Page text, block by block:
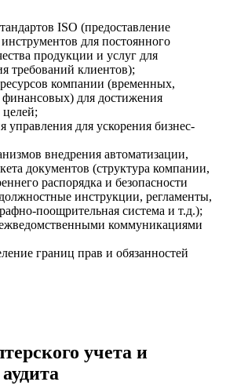
ISO (предоставление
для постоянного
продукции и услуг для
требований клиентов);
компании (временных,
финансовых) для достижения
управления для ускорения бизнес-
внедрения автоматизации,
документов (структура компании,
распорядка и безопасности
инструкции, регламенты,
поощрительная система и т.д.);
коммуникациями
границ прав и обязанностей
учета и